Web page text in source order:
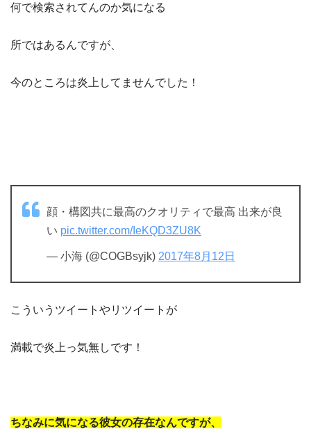
何で検索されてんのか気になる
所ではあるんですが、
今のところは炎上してませんでした！
顔・構図共に最高のクオリティで最高 出来が良
い pic.twitter.com/IeKQD3ZU8K
— 小海 (@COGBsyjk) 2017年8月12日
こういうツイートやリツイートが
満載で炎上っ気無しです！
ちなみに気になる彼女の存在なんですが、